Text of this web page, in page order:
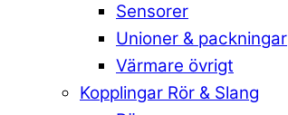
Sensorer
Unioner & packningar
Värmare övrigt
Kopplingar Rör & Slang